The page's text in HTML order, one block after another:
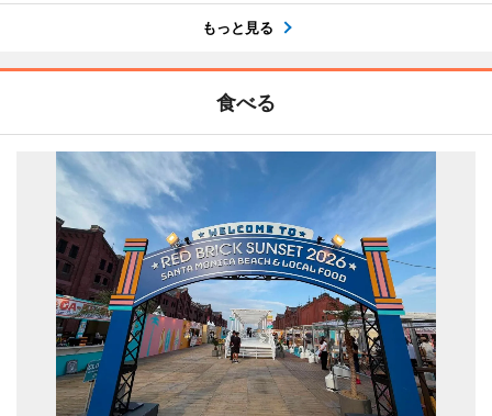
もっと見る
食べる